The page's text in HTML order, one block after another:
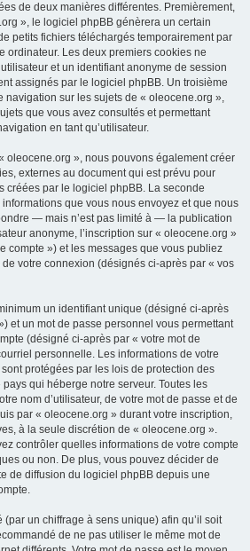
de deux manières différentes. Premièrement,
», le logiciel phpBB génèrera un certain
petits fichiers téléchargés temporairement par
ordinateur. Les deux premiers cookies ne
et un identifiant anonyme de session
assignés par le logiciel phpBB. Un troisième
navigation sur les sujets de « oleocene.org »,
que vous avez consultés et permettant
en tant qu’utilisateur.
oleocene.org », nous pouvons également créer
externes au document qui est prévu pour
créées par le logiciel phpBB. La seconde
que vous nous envoyez et que nous
— mais n’est pas limité à — la publication
anonyme, l’inscription sur « oleocene.org »
compte ») et les messages que vous publiez
votre connexion (désignés ci-après par « vos
un identifiant unique (désigné ci-après
et un mot de passe personnel vous permettant
(désigné ci-après par « votre mot de
personnelle. Les informations de votre
protégées par les lois de protection des
qui héberge notre serveur. Toutes les
nom d’utilisateur, de votre mot de passe et de
par « oleocene.org » durant votre inscription,
à la seule discrétion de « oleocene.org ».
contrôler quelles informations de votre compte
ou non. De plus, vous pouvez décider de
de diffusion du logiciel phpBB depuis une
(par un chiffrage à sens unique) afin qu’il soit
de ne pas utiliser le même mot de